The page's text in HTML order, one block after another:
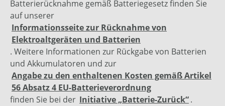
Batterierücknahme gemäß Batteriegesetz finden Sie
auf unserer
Informationsseite zur Rücknahme von
Elektroaltgeräten und Batterien
. Weitere Informationen zur Rückgabe von Batterien
und Akkumulatoren und zur
Angabe zu den enthaltenen Kosten gemäß Artikel
56 Absatz 4 EU-Batterieverordnung
finden Sie bei der Initiative „Batterie-Zurück“.